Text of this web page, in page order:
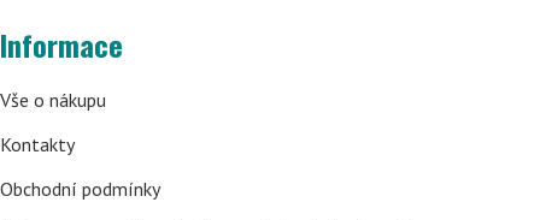
Informace
Vše o nákupu
Kontakty
Obchodní podmínky